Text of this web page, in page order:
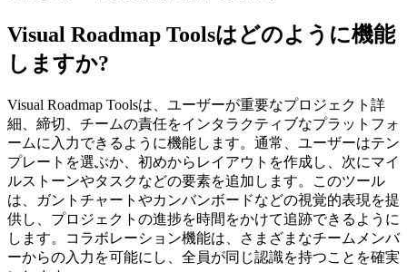
Visual Roadmap Toolsはどのように機能
しますか?
Visual Roadmap Toolsは、ユーザーが重要なプロジェクト詳
細、締切、チームの責任をインタラクティブなプラットフォ
ームに入力できるように機能します。通常、ユーザーはテン
プレートを選ぶか、初めからレイアウトを作成し、次にマイ
ルストーンやタスクなどの要素を追加します。このツール
は、ガントチャートやカンバンボードなどの視覚的表現を提
供し、プロジェクトの進捗を時間をかけて追跡できるように
します。コラボレーション機能は、さまざまなチームメンバ
ーからの入力を可能にし、全員が同じ認識を持つことを確実